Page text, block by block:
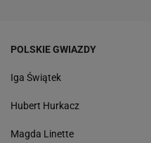
POLSKIE GWIAZDY
Iga Świątek
Hubert Hurkacz
Magda Linette